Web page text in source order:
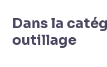
Dans la
outillage